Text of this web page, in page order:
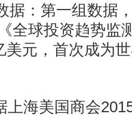
据：第一组数据
全球投资趋势监
美元，首次成为
上海美国商会